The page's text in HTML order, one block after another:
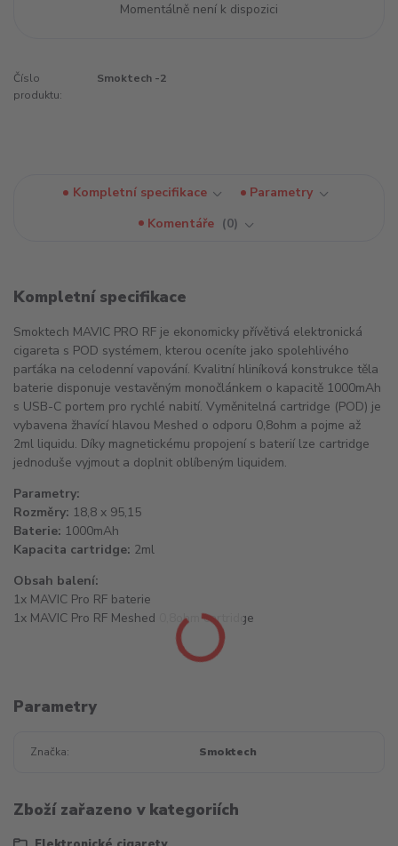
Momentálně není k dispozici
Číslo
produktu:
Smoktech -2
Kompletní specifikace
Parametry
Komentáře
0
Kompletní specifikace
Smoktech MAVIC PRO RF je ekonomicky přívětivá elektronická
cigareta s POD systémem, kterou oceníte jako spolehlivého
parťáka na celodenní vapování. Kvalitní hliníková konstrukce těla
baterie disponuje vestavěným monočlánkem o kapacitě 1000mAh
s USB-C portem pro rychlé nabití. Vyměnitelná cartridge (POD) je
vybavena žhavící hlavou Meshed o odporu 0,8ohm a pojme až
2ml liquidu. Díky magnetickému propojení s baterií lze cartridge
jednoduše vyjmout a doplnit oblíbeným liquidem.
Parametry:
Rozměry: 18,8 x 95,15
Baterie: 1000mAh
Kapacita cartridge: 2ml
Obsah balení:
1x MAVIC Pro RF baterie
1x MAVIC Pro RF Meshed 0,8ohm cartridge
Parametry
Značka Smoktech
Zboží zařazeno v kategoriích